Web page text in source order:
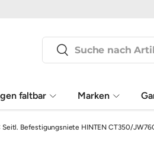
Suchen
Suchen
faltbar Marken
Seitl. Befestigungsniete HINTEN CT350/